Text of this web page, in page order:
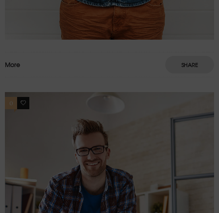
More SHARE
0 4